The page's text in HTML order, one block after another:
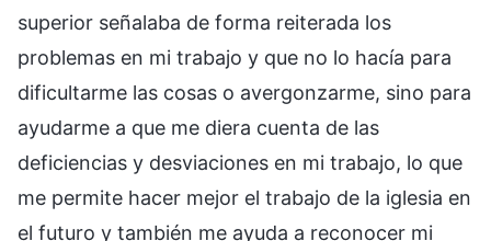
superior señalaba de forma reiterada los
problemas en mi trabajo y que no lo hacía para
dificultarme las cosas o avergonzarme, sino para
ayudarme a que me diera cuenta de las
deficiencias y desviaciones en mi trabajo, lo que
me permite hacer mejor el trabajo de la iglesia en
el futuro y también me ayuda a reconocer mi